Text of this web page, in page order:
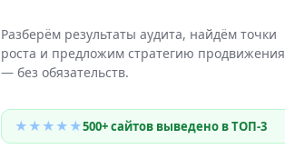
Разберём результаты аудита, найдём точки
роста и предложим стратегию продвижения
— без обязательств.
★★★★★500+ сайтов выведено в ТОП-3